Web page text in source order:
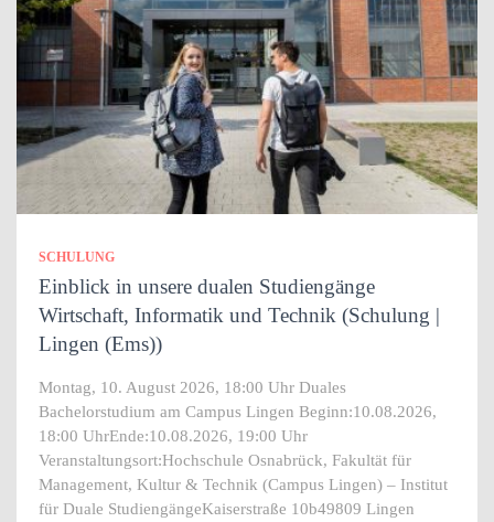
SCHULUNG
Einblick in unsere dualen Studiengänge
Wirtschaft, Informatik und Technik (Schulung |
Lingen (Ems))
Montag, 10. August 2026, 18:00 Uhr Duales
Bachelorstudium am Campus Lingen Beginn:10.08.2026,
18:00 UhrEnde:10.08.2026, 19:00 Uhr
Veranstaltungsort:Hochschule Osnabrück, Fakultät für
Management, Kultur & Technik (Campus Lingen) – Institut
für Duale StudiengängeKaiserstraße 10b49809 Lingen